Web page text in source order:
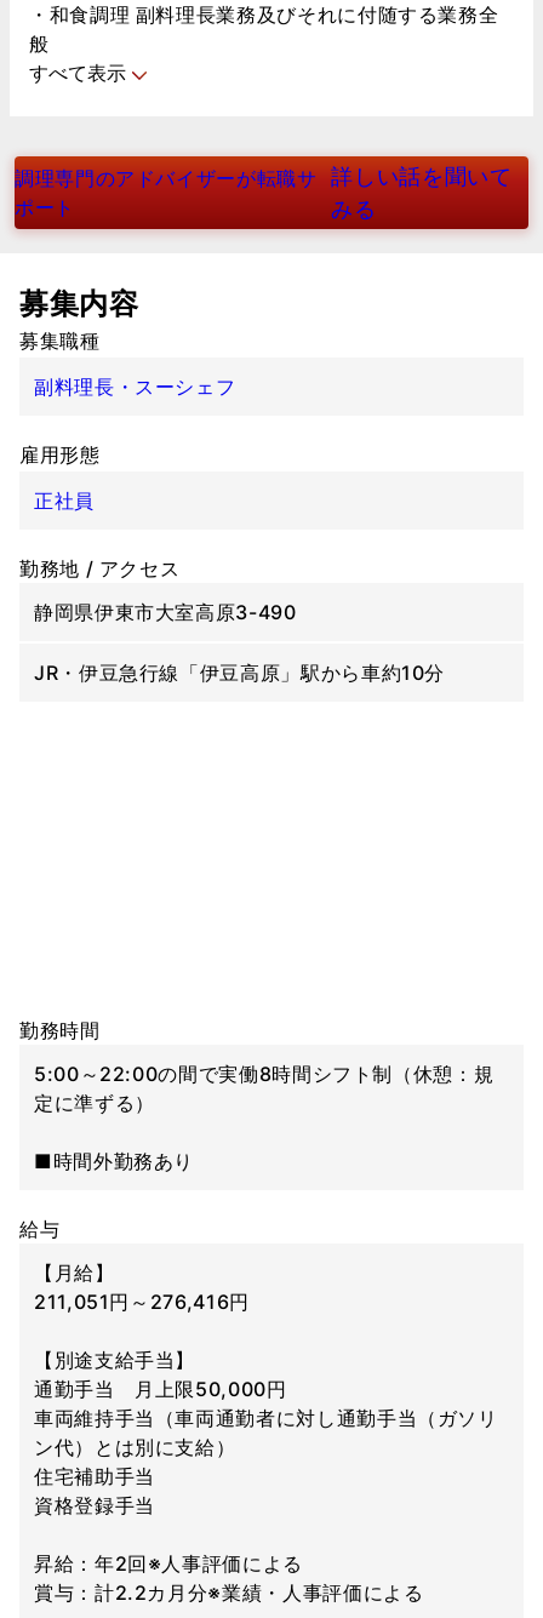
・和食調理 副料理長業務及びそれに付随する業務全
般
すべて表示
調理専門のアドバイザーが転職サ
ポート
詳しい話を聞いて
みる
募集内容
募集職種
副料理長・スーシェフ
雇用形態
正社員
勤務地 / アクセス
静岡県伊東市大室高原3-490
JR・伊豆急行線「伊豆高原」駅から車約10分
勤務時間
5:00～22:00の間で実働8時間シフト制（休憩：規
定に準ずる）
■時間外勤務あり
給与
【月給】
211,051円～276,416円
【別途支給手当】
通勤手当 月上限50,000円
車両維持手当（車両通勤者に対し通勤手当（ガソリ
ン代）とは別に支給）
住宅補助手当
資格登録手当
昇給：年2回※人事評価による
賞与：計2.2カ月分※業績・人事評価による